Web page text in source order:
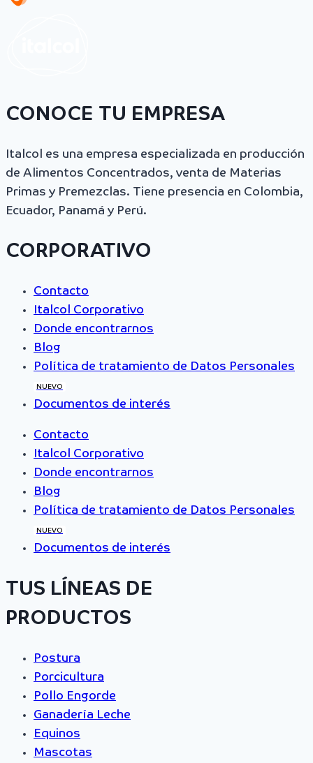
CONOCE TU EMPRESA
Italcol es una empresa especializada en producción
de Alimentos Concentrados, venta de Materias
Primas y Premezclas. Tiene presencia en Colombia,
Ecuador, Panamá y Perú.
CORPORATIVO
Contacto
Italcol Corporativo
Donde encontrarnos
Blog
Política de tratamiento de Datos Personales
NUEVO
Documentos de interés
Contacto
Italcol Corporativo
Donde encontrarnos
Blog
Política de tratamiento de Datos Personales
NUEVO
Documentos de interés
TUS LÍNEAS DE
PRODUCTOS
Postura
Porcicultura
Pollo Engorde
Ganadería Leche
Equinos
Mascotas